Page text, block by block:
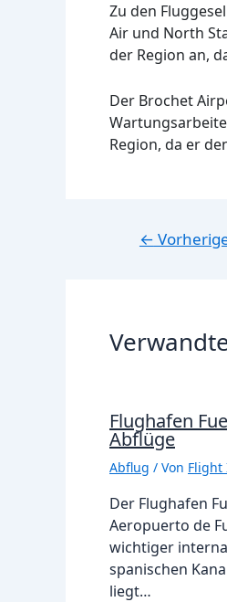
Zu den
Air und North
der Region an,
Der Brochet
Region, da er
←
Flughafen
Abflüge
Abflug / Von Flight
Der Flughafen
Aeropuerto de
wichtiger
spanischen
liegt…